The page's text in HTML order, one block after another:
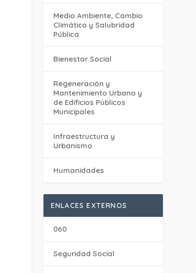
Medio Ambiente, Cambio
Climático y Salubridad
Pública
Bienestar Social
Regeneración y
Mantenimiento Urbano y
de Edificios Públicos
Municipales
Infraestructura y
Urbanismo
Humanidades
ENLACES EXTERNOS
060
Seguridad Social